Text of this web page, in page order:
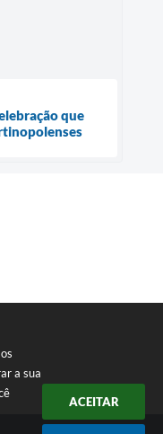
a sua
ACEITAR
que